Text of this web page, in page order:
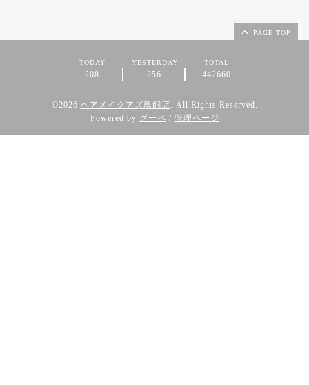
PAGE TOP
TODAY
208
YESTERDAY
256
TOTAL
442660
©2026 ヘアメイクアズ鳥飼店. All Rights Reserved.
Powered by グーペ / 管理ページ